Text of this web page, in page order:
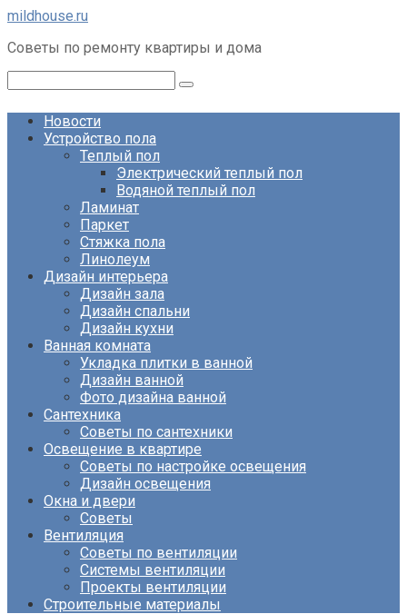
Перейти
контенту
mildhouse.ru
Советы по ремонту квартиры и дома
Новости
Устройство пола
Теплый пол
Электрический теплый пол
Водяной теплый пол
Ламинат
Паркет
Стяжка пола
Линолеум
Дизайн интерьера
Дизайн зала
Дизайн спальни
Дизайн кухни
Ванная комната
Укладка плитки в ванной
Дизайн ванной
Фото дизайна ванной
Сантехника
Советы по сантехники
Освещение в квартире
Советы по настройке освещения
Дизайн освещения
Окна и двери
Советы
Вентиляция
Советы по вентиляции
Системы вентиляции
Проекты вентиляции
Строительные материалы